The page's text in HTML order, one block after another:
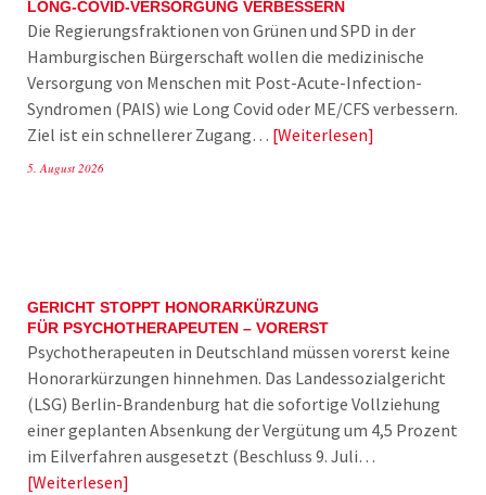
LONG-COVID-VERSORGUNG VERBESSERN
Die Regierungsfraktionen von Grünen und SPD in der
Hamburgischen Bürgerschaft wollen die medizinische
Versorgung von Menschen mit Post-Acute-Infection-
Syndromen (PAIS) wie Long Covid oder ME/CFS verbessern.
Ziel ist ein schnellerer Zugang… Weiterlesen
5. August 2026
GERICHT STOPPT HONORARKÜRZUNG
FÜR PSYCHOTHERAPEUTEN – VORERST
Psychotherapeuten in Deutschland müssen vorerst keine
Honorarkürzungen hinnehmen. Das Landessozialgericht
(LSG) Berlin-Brandenburg hat die sofortige Vollziehung
einer geplanten Absenkung der Vergütung um 4,5 Prozent
im Eilverfahren ausgesetzt (Beschluss 9. Juli…
Weiterlesen